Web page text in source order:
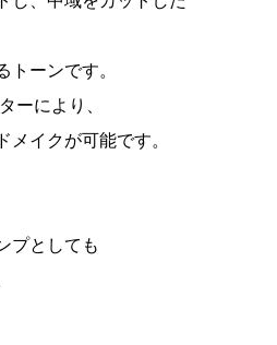
ーンです。
ーにより、
イクが可能です。
プとしても